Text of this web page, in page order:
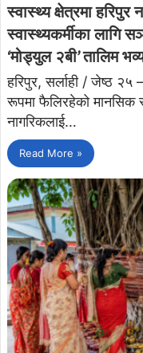
स्वास्थ्य क्षेत्रमा
स्वास्थ्यकर्मीका लागि
‘मोड्युल २बी’ तालिम
​हरिपुर, सर्लाही / जेष्ठ २५
रूपमा फैलिरहेको मानसिक
नागरिकलाई…
Read More »